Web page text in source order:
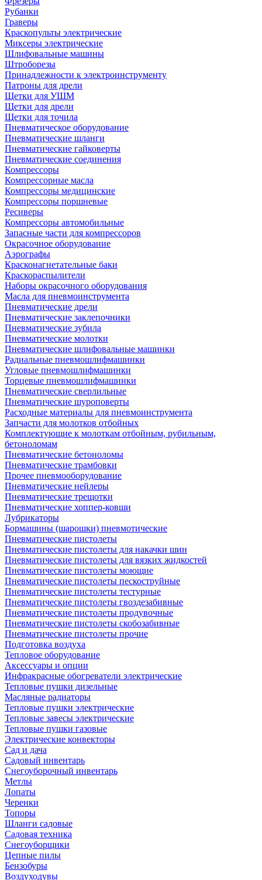
Рубанки
Граверы
Краскопульты электрические
Миксеры электрические
Шлифовальные машины
Штроборезы
Принадлежности к электроинструменту
Патроны для дрели
Щетки для УШМ
Щетки для дрели
Щетки для точила
Пневматическое оборудование
Пневматические шланги
Пневматические гайковерты
Пневматические соединения
Компрессоры
Компрессорные масла
Компрессоры медицинские
Компрессоры поршневые
Ресиверы
Компрессоры автомобильные
Запасные части для компрессоров
Окрасочное оборудование
Аэрографы
Красконагнетательные баки
Краскораспылители
Наборы окрасочного оборудования
Масла для пневмоинструмента
Пневматические дрели
Пневматические заклепочники
Пневматические зубила
Пневматические молотки
Пневматические шлифовальные машинки
Радиальные пневмошлифмашинки
Угловые пневмошлифмашинки
Торцевые пневмошлифмашинки
Пневматические сверлильные
Пневматические шуроповерты
Расходные материалы для пневмоинструмента
Запчасти для молотков отбойных
Комплектующие к молоткам отбойным, рубильным,
бетоноломам
Пневматические бетоноломы
Пневматические трамбовки
Прочее пневмооборудование
Пневматические нейлеры
Пневматические трещотки
Пневматические хоппер-ковши
Лубрикаторы
Бормашины (шарошки) пневмотические
Пневматические пистолеты
Пневматические пистолеты для накачки шин
Пневматические пистолеты для вязких жидкостей
Пневматические пистолеты моющие
Пневматические пистолеты пескоструйные
Пневматические пистолеты тестурные
Пневматические пистолеты гвоздезабивные
Пневматические пистолеты продувочные
Пневматические пистолеты скобозабивные
Пневматические пистолеты прочие
Подготовка воздуха
Тепловое оборудование
Аксессуары и опции
Инфракрасные обогреватели электрические
Тепловые пушки дизельные
Масляные радиаторы
Тепловые пушки электрические
Тепловые завесы электрические
Тепловые пушки газовые
Электрические конвекторы
Сад и дача
Садовый инвентарь
Снегоуборочный инвентарь
Метлы
Лопаты
Черенки
Топоры
Шланги садовые
Садовая техника
Снегоуборщики
Цепные пилы
Бензобуры
Воздуходувы